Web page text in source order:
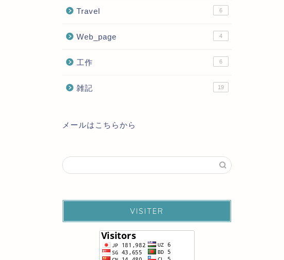
Travel 6
Web_page 4
工作 6
雑記 19
メールはこちらから
VISITER